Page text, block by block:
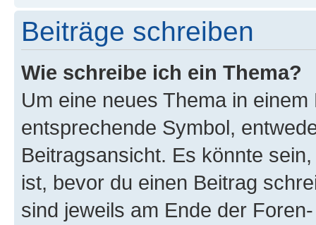
Beiträge schreiben
Wie schreibe ich ein Thema?
Um eine neues Thema in
entsprechende Symbol,
Beitragsansicht. Es könnte
ist, bevor du einen Beitrag
sind jeweils am Ende der